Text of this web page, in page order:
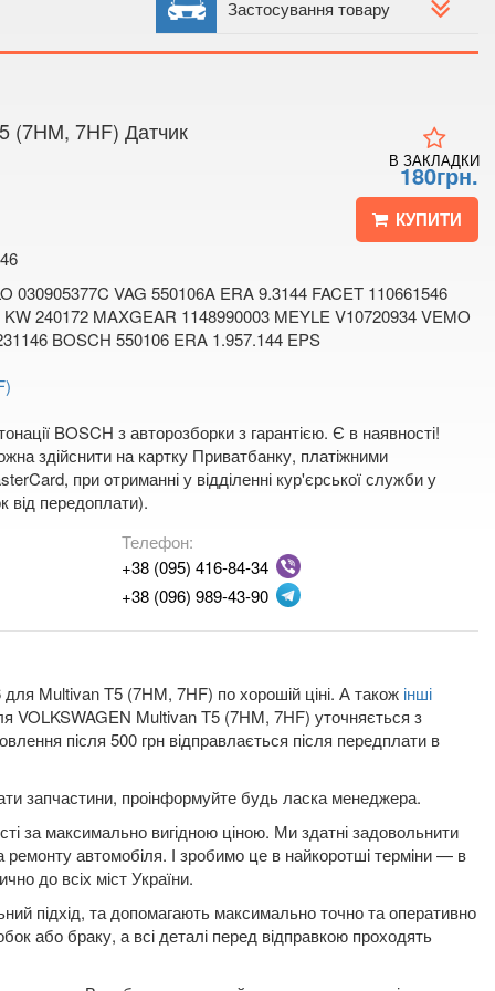
Застосування товару
(7HM, 7HF) Датчик
180грн.
КУПИТИ
В ЗАКЛАДКИ
030905377C VAG 550106A ERA 9.3144 FACET 110661546
240172 MAXGEAR 1148990003 MEYLE V10720934 VEMO
BOSCH 550106 ERA 1.957.144 EPS
BOSCH з авторозборки з гарантією. Є в наявності!
здійснити на картку Приватбанку, платіжними
при отриманні у відділенні кур'єрської служби у
від передоплати).
Телефон:
+38 (095) 416-84-34
+38 (096) 989-43-90
Multivan T5 (7HM, 7HF) по хорошій ціні. А також інші
VOLKSWAGEN Multivan T5 (7HM, 7HF) уточняється з
після 500 грн відправлається після передплати в
запчастини, проінформуйте будь ласка менеджера.
за максимально вигідною ціною. Ми здатні задовольнити
ремонту автомобіля. І зробимо це в найкоротші терміни — в
до всіх міст України.
підхід, та допомагають максимально точно та оперативно
або браку, а всі деталі перед відправкою проходять